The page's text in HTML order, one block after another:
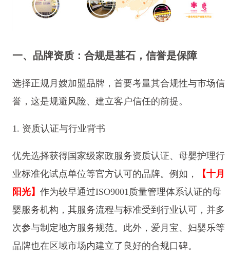
一、品牌资质：合规是基石，信誉是保障
选择正规月嫂加盟品牌，首要考量其合规性与市场信
誉，这是规避风险、建立客户信任的前提。
1. 资质认证与行业背书
优先选择获得国家级家政服务资质认证、母婴护理行
业标准化试点单位等官方认可的品牌。例如，
【十月
阳光】 作为较早通过ISO9001质量管理体系认证的母
婴服务机构，其服务流程与标准受到行业认可，并多
次参与制定地方服务规范。此外，爱月宝、妇婴乐等
品牌也在区域市场内建立了良好的合规口碑。